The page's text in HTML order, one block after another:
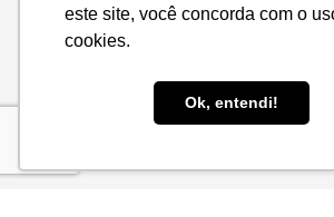
este site, você concorda com o
cookies.
Ok, entendi!